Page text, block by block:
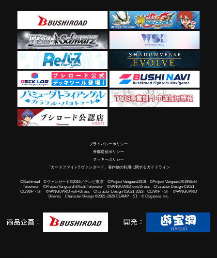
プライバシーポリシー
外部送信ポリシー
クッキーポリシー
「カードファイト!! ヴァンガード」著作物の利用に関するガイドライン
©Bushiroad ©ヴァンガードG2016／テレビ東京 ©Project Vanguard2018 ©Project Vanguard2019/Aichi
Television ©Project Vanguard if/Aichi Television ©VANGUARD overDress Character Design ©2021
CLAMP・ST ©VANGUARD will+Dress Character Design ©2021-2023 CLAMP・ST ©VANGUARD
Divinez Character Design ©2021-2026 CLAMP・ST © Cygames, Inc.